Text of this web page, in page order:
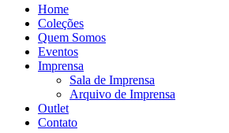
Home
Coleções
Quem Somos
Eventos
Imprensa
Sala de Imprensa
Arquivo de Imprensa
Outlet
Contato